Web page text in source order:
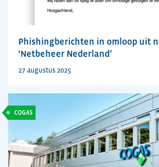
Phishingberichten in omloop uit
‘Netbeheer Nederland’
27 augustus 2025
COGAS